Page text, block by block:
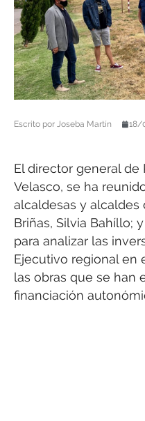
Escrito por Joseba Martín 18/
El director general de
Velasco, se ha
alcaldesas y alcaldes
Briñas, Silvia Bahíllo;
para analizar las
Ejecutivo regional en
las obras que se han
financiación